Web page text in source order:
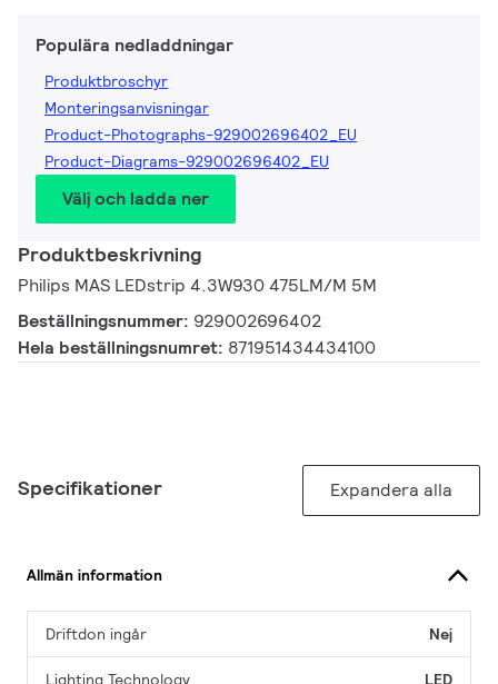
Populära nedladdningar
Produktbroschyr
Monteringsanvisningar
Product-Photographs-929002696402_EU
Product-Diagrams-929002696402_EU
Välj och ladda ner
Produktbeskrivning
Philips MAS LEDstrip 4.3W930 475LM/M 5M
Beställningsnummer: 929002696402
Hela beställningsnumret: 871951434434100
Specifikationer Expandera alla
Allmän information
Driftdon ingår Nej
Lighting Technology LED